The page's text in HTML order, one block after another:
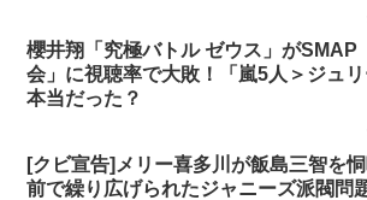
櫻井翔「究極バトル ゼウス」がSMAP
会」に視聴率で大敗！「嵐5人＞ジュ
本当だった？
[クビ宣告]メリー喜多川が飯島三智を
前で繰り広げられたジャニーズ派閥問